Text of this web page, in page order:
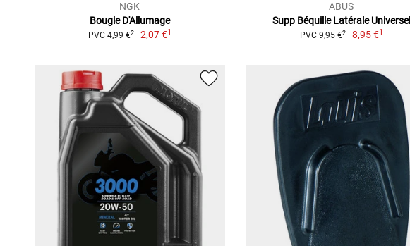
NGK
Bougie D'Allumage
PVC 4,99 €2 2,07 €1
ABUS
Supp Béquille Latérale Universel
PVC 9,95 €2 8,95 €1